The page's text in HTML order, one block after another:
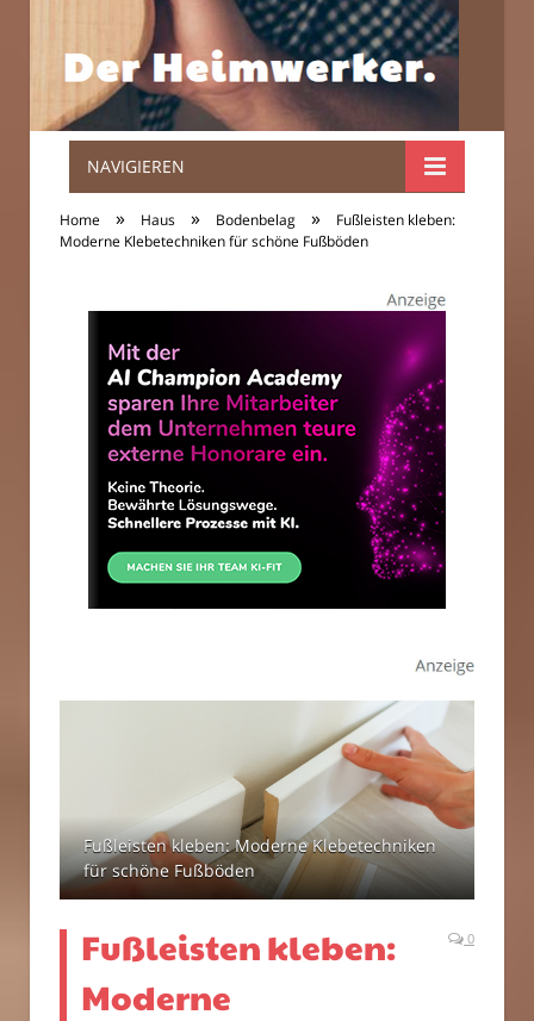
Der
Heimwerker.
NAVIGIEREN
Home » Haus » Bodenbelag »
Fußleisten kleben:
Moderne Klebetechniken für schöne Fußböden
Fußleisten kleben: Moderne Klebetechniken
für schöne Fußböden
Fußleisten kleben:
Moderne
0